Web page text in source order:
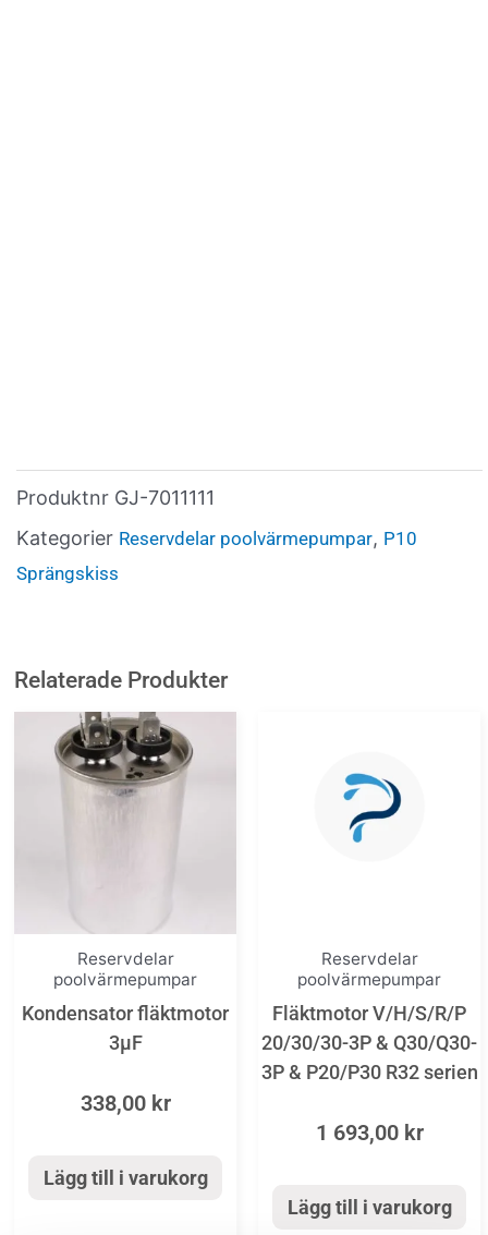
Produktnr GJ-7011111
Kategorier Reservdelar poolvärmepumpar, P10
Sprängskiss
Relaterade Produkter
Reservdelar
poolvärmepumpar
Kondensator fläktmotor
3µF
338,00 kr
Lägg till i varukorg
Reservdelar
poolvärmepumpar
Fläktmotor V/H/S/R/P
20/30/30-3P & Q30/Q30-
3P & P20/P30 R32 serien
1 693,00 kr
Lägg till i varukorg